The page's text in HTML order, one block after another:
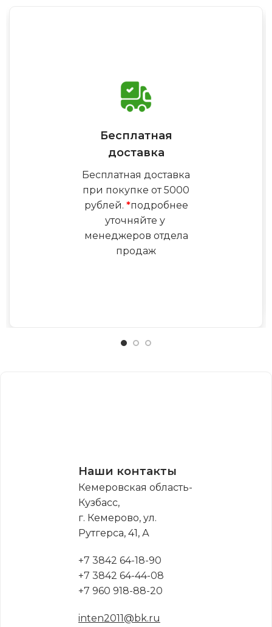
Бесплатная
доставка
Бесплатная доставка
при покупке от 5000
рублей. *подробнее
уточняйте у
менеджеров отдела
продаж
Наши контакты
Кемеровская область-
Кузбасс,
г. Кемерово, ул.
Рутгерса, 41, А
+7 3842 64-18-90
+7 3842 64-44-08
+7 960 918-88-20
inten2011@bk.ru